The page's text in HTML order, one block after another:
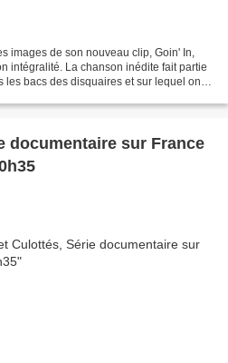
images de son nouveau clip, Goin' In,
intégralité. La chanson inédite fait partie
les bacs des disquaires et sur lequel on
documentaire sur France